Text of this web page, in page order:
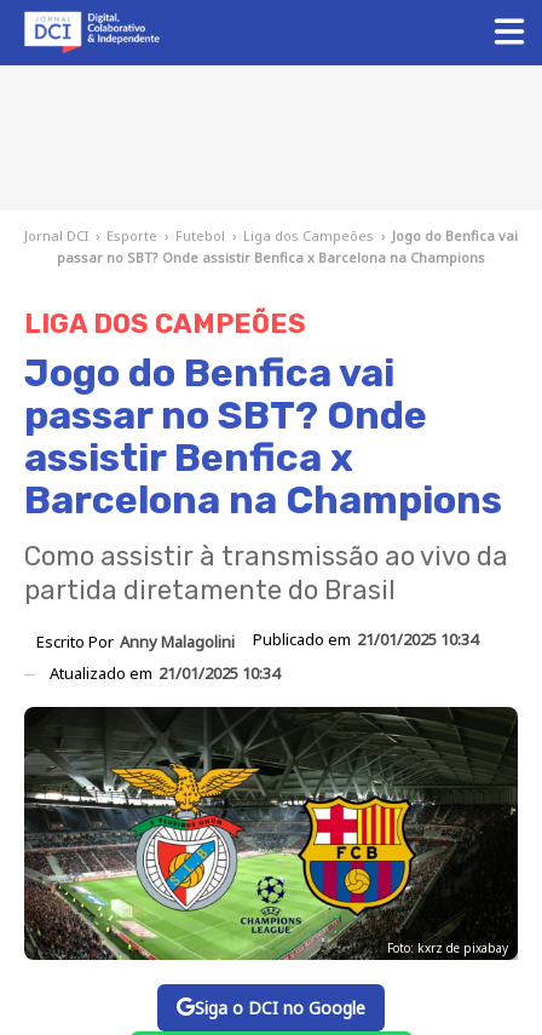
Jornal DCI › Esporte › Futebol › Liga dos Campeões › Jogo do Benfica vai
passar no SBT? Onde assistir Benfica x Barcelona na Champions
LIGA DOS CAMPEÕES
Jogo do Benfica vai
passar no SBT? Onde
assistir Benfica x
Barcelona na Champions
Como assistir à transmissão ao vivo da
partida diretamente do Brasil
Escrito Por Anny Malagolini Publicado em 21/01/2025 10:34
Atualizado em 21/01/2025 10:34
Foto: kxrz de pixabay
Siga o DCI no Google